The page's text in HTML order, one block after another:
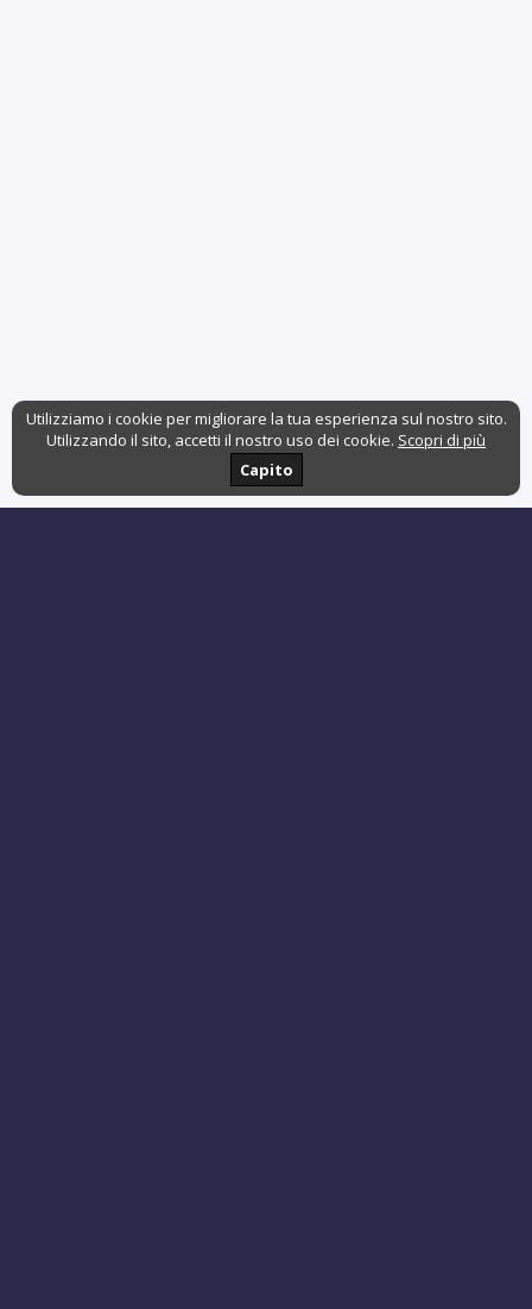
Utilizziamo i cookie per migliorare la tua esperienza sul nostro sito.
Utilizzando il sito, accetti il nostro uso dei cookie. Scopri di più
Capito